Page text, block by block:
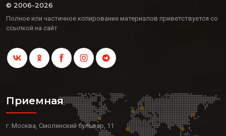
© 2006-2026
Полное или частичное копирование материалов приветствуется со
ссылкой на сайт
Приемная
г. Москва, Смоленский бульвар, 11